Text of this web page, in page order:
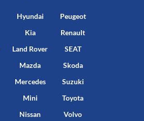
Hyundai
Kia
Land Rover
Mazda
Mercedes
Mini
Nissan
Peugeot
Renault
SEAT
Skoda
Suzuki
Toyota
Volvo